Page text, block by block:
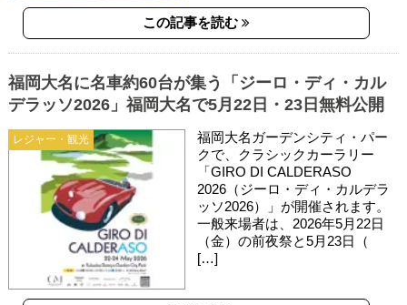
この記事を読む
レジャー・観光
福岡大名に名車約60台が集う「ジーロ・ディ・カル
デラッソ2026」福岡大名で5月22日・23日無料公開
福岡大名ガーデンシティ・パー
クで、クラシックカーラリー
「GIRO DI CALDERASO
2026（ジーロ・ディ・カルデラ
ッソ2026）」が開催されます。
一般来場者は、2026年5月22日
（金）の前夜祭と5月23日（
[…]